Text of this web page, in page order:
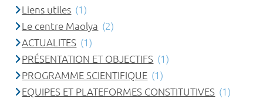
Liens utiles (1)
Le centre Maolya (2)
ACTUALITES (1)
PRÉSENTATION ET OBJECTIFS (1)
PROGRAMME SCIENTIFIQUE (1)
EQUIPES ET PLATEFORMES CONSTITUTIVES (1)